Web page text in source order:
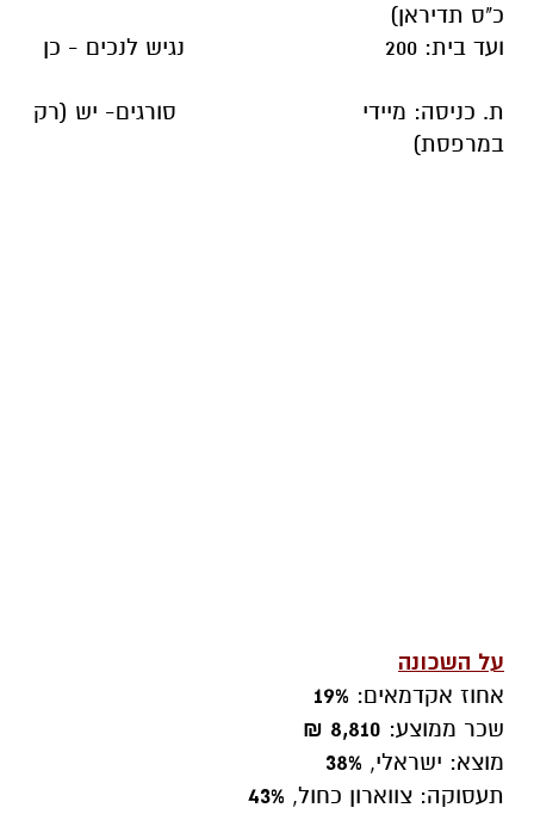
כ"ס תדיראן)
ועד בית: 200 נגיש לנכים - כן
ת. כניסה: מיידי סורגים- יש (רק
במרפסת)
על השכונה
אחוז אקדמאים: 19%
שכר ממוצע: 8,810 ₪
מוצא: ישראלי, 38%
תעסוקה: צווארון כחול, 43%